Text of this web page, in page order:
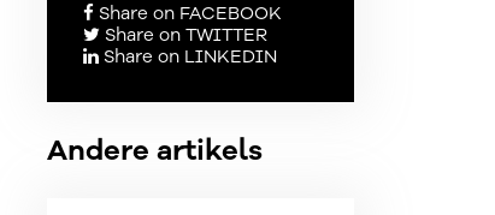
Share on FACEBOOK
Share on TWITTER
Share on LINKEDIN
Andere artikels